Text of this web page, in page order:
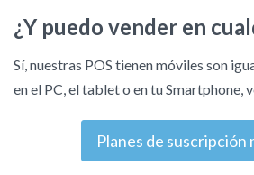
¿Y puedo vender en
Sí, nuestras POS tienen móviles son
en el PC, el tablet o en tu Smartphone,
Planes de suscripción